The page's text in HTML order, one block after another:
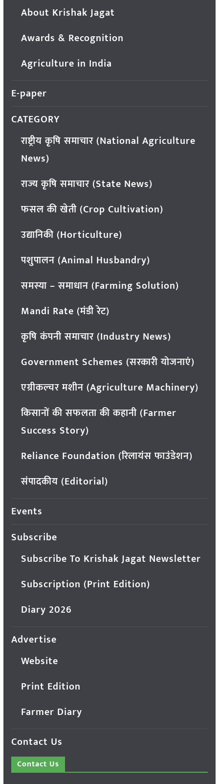
About Krishak Jagat
Awards & Recognition
Agriculture in India
E-paper
CATEGORY
राष्ट्रीय कृषि समाचार (National Agriculture
News)
राज्य कृषि समाचार (State News)
फसल की खेती (Crop Cultivation)
उद्यानिकी (Horticulture)
पशुपालन (Animal Husbandry)
समस्या – समाधान (Farming Solution)
Mandi Rate (मंडी रेट)
कृषि कंपनी समाचार (Industry News)
Government Schemes (सरकारी योजनाएं)
एग्रीकल्चर मशीन (Agriculture Machinery)
किसानों की सफलता की कहानी (Farmer
Success Story)
Reliance Foundation (रिलायंस फाउंडेशन)
संपादकीय (Editorial)
Events
Subscribe
Subscribe To Krishak Jagat Newsletter
Subscription (Print Edition)
Diary 2026
Advertise
Website
Print Edition
Farmer Diary
Contact Us
Contact Us